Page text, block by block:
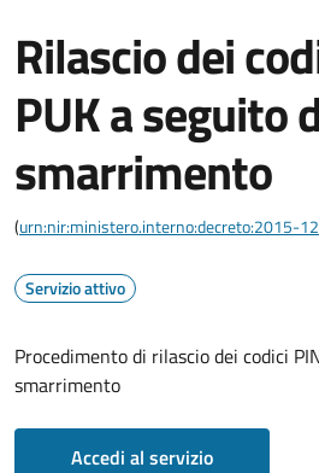
Rilascio dei
PUK a seguito
smarrimento
(urn:nir:ministero.interno:decreto:2015-
Servizio attivo
Procedimento di rilascio dei codici
smarrimento
Accedi al servizio